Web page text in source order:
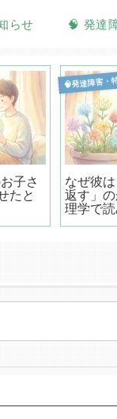
らせ 🧠 発達
子さ
たと
🧠発達障害・
なぜ彼
返す」
理学で